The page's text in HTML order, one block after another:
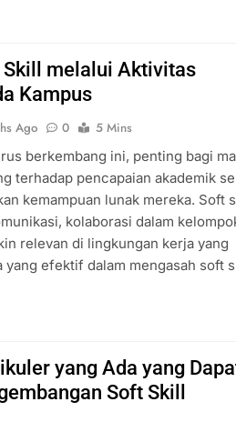
melalui Aktivitas
Kampus
Ago 0
5 Mins
berkembang ini, penting bagi
terhadap pencapaian akademik
kemampuan lunak mereka. Soft
kolaborasi dalam
relevan di lingkungan kerja yang
yang efektif dalam mengasah soft
yang Ada yang
Soft Skill